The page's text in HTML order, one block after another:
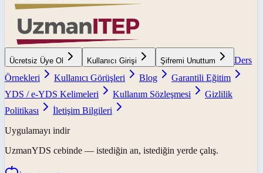
Ücretsiz Üye Ol Kullanıcı Girişi Şifremi Unuttum
Ders
Örnekleri
Kullanıcı Görüşleri Blog
Garantili Eğitim
YDS / e-YDS Kelimeleri
Kullanım Sözleşmesi
Gizlilik
Politikası
İletişim Bilgileri
Uygulamayı indir
UzmanYDS cebinde — istediğin an, istediğin yerde çalış.